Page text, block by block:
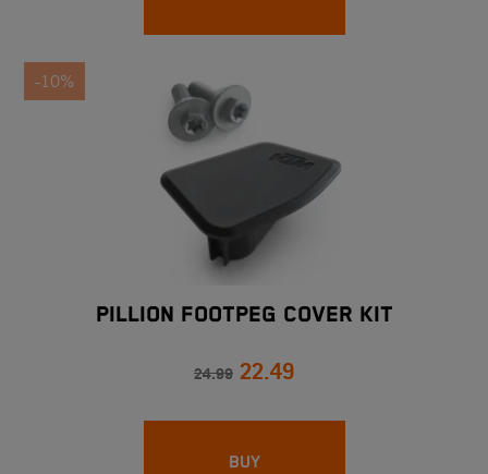
-10%
PILLION FOOTPEG COVER KIT
24.99 22.49
BUY